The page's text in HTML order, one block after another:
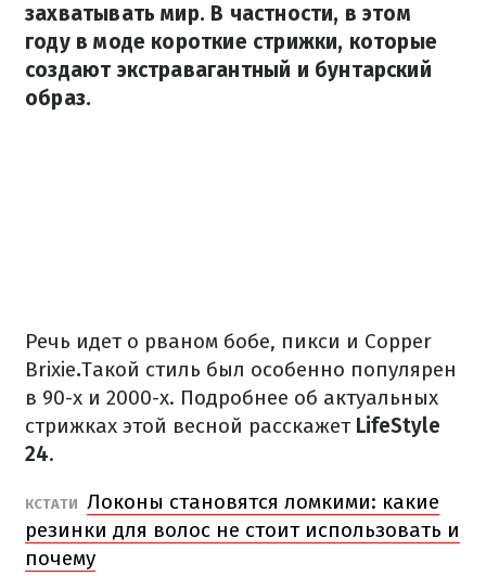
захватывать мир. В частности, в этом
году в моде короткие стрижки, которые
создают экстравагантный и бунтарский
образ.
Речь идет о рваном бобе, пикси и Copper
Brixie.Такой стиль был особенно популярен
в 90-х и 2000-х. Подробнее об актуальных
стрижках этой весной расскажетLifeStyle
24.
КСТАТИ Локоны становятся ломкими: какие
резинки для волос не стоит использовать и
почему